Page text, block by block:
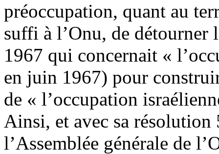
préoccupation, quant au
suffi à l’Onu, de détourner
1967 qui concernait «
en juin 1967) pour
de « l’occupation
Ainsi, et avec sa
l’Assemblée générale de